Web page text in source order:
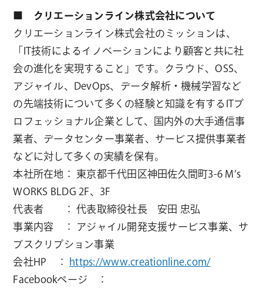
■ クリエーションライン株式会社について
クリエーションライン株式会社のミッションは、
「IT技術によるイノベーションにより顧客と共に社
会の進化を実現すること」です。クラウド、OSS、
アジャイル、DevOps、データ解析・機械学習など
の先端技術について多くの経験と知識を有するITプ
ロフェッショナル企業として、国内外の大手通信事
業者、データセンター事業者、サービス提供事業者
などに対して多くの実績を保有。
本社所在地： 東京都千代田区神田佐久間町3-6 M’s
WORKS BLDG 2F、3F
代表者 ： 代表取締役社長 安田 忠弘
事業内容 ： アジャイル開発支援サービス事業、サ
ブスクリプション事業
会社HP ：
https://www.creationline.com/
Facebookページ ：